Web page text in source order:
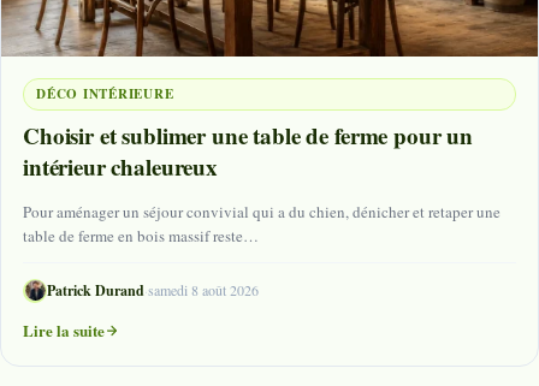
DÉCO INTÉRIEURE
Choisir et sublimer une table de ferme pour un
intérieur chaleureux
Pour aménager un séjour convivial qui a du chien, dénicher et retaper une
table de ferme en bois massif reste…
Patrick Durand·samedi 8 août 2026
Lire la suite